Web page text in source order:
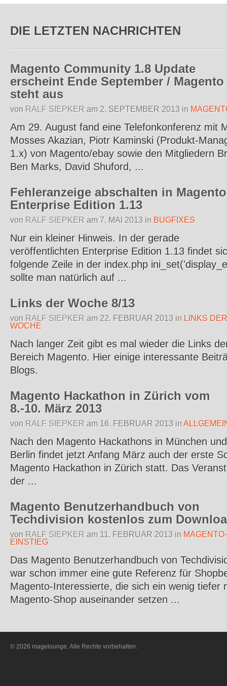
DIE LETZTEN NACHRICHTEN
Magento Community 1.8 Update
erscheint Ende September / Magento
steht aus
von RALF SIEPKER am 2. SEPTEMBER 2013 in
Am 29. August fand eine Telefonkonferenz mit
Mosses Akazian, Piotr Kaminski (Produkt-
1.x) von Magento/ebay sowie den Mitgliedern
Ben Marks, David Shuford, ...
Fehleranzeige abschalten in Magento
Enterprise Edition 1.13
von RALF SIEPKER am 7. MAI 2013 in BUGFIXES
Nur ein kleiner Hinweis. In der gerade
veröffentlichten Enterprise Edition 1.13 findet
folgende Zeile in der index.php
sollte man natürlich auf ...
Links der Woche 8/13
von RALF SIEPKER am 22. FEBRUAR 2013 in LINKS DER
WOCHE
Nach langer Zeit gibt es mal wieder die Links
Bereich Magento. Hier einige interessante
Blogs.
Magento Hackathon in Zürich vom
8.-10. März 2013
von RALF SIEPKER am 16. FEBRUAR 2013 in
Nach den Magento Hackathons in München und
Berlin findet jetzt Anfang März auch der erste
Magento Hackathon in Zürich statt. Das
der ...
Magento Benutzerhandbuch von
Techdivision kostenlos zum
von RALF SIEPKER am 11. FEBRUAR 2013 in MAGENTO-
EINSTIEG
Das Magento Benutzerhandbuch von
war schon immer eine gute Referenz für
Magento-Interessierte, die sich ein wenig tiefer
Magento-Shop auseinander setzen ...
© 2026 magelounge. Alle Rechte vorbehalten.